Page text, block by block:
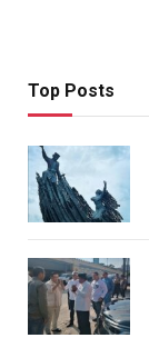
Top Posts